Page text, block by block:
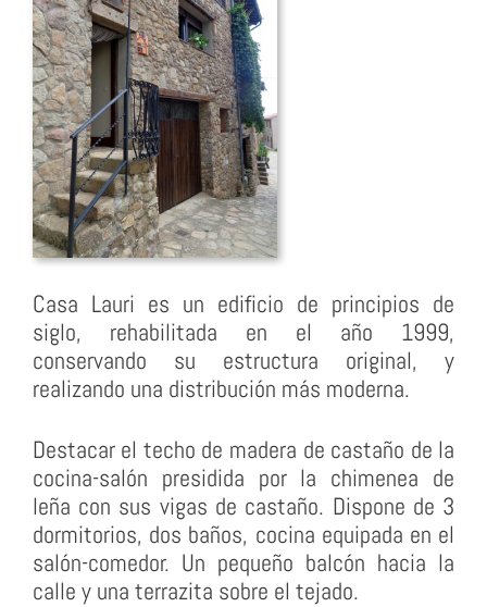
Casa Lauri es un edificio de principios de
siglo, rehabilitada en el año 1999,
conservando su estructura original, y
realizando una distribución más moderna.
Destacar el techo de madera de castaño de la
cocina-salón presidida por la chimenea de
leña con sus vigas de castaño. Dispone de 3
dormitorios, dos baños, cocina equipada en el
salón-comedor. Un pequeño balcón hacia la
calle y una terrazita sobre el tejado.